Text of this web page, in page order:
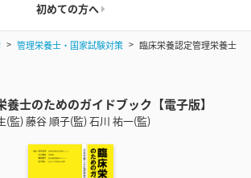
初めての方へ
管理栄養士・国家試験対策
臨床栄養認定管理栄養士
士のためのガイドブック【電子版】
(監) 藤谷 順子(監) 石川 祐一(監)